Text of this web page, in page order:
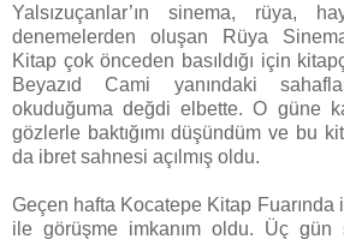
Yalsızuçanlar’ın sinema, rüya,
denemelerden oluşan Rüya
Kitap çok önceden basıldığı için
Beyazıd Cami yanındaki
okuduğuma değdi elbette. O güne
gözlerle baktığımı düşündüm ve bu
da ibret sahnesi açılmış oldu.
Geçen hafta Kocatepe Kitap
ile görüşme imkanım oldu. Üç gün